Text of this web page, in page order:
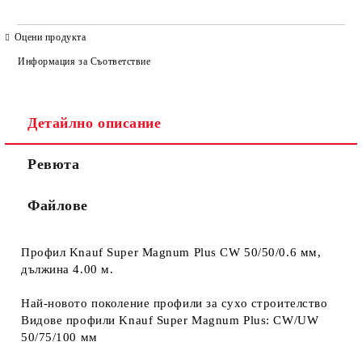
цена не включва транспорт.
Оцени продукта
Информация за Съответствие
Детайлно описание
Ревюта
Файлове
Профил Knauf Super Magnum Plus CW 50/50/0.6 мм,
дължина 4.00 м.
Най-новото поколение профили за сухо строителство
Видове профили Knauf Super Magnum Plus: CW/UW
50/75/100 мм